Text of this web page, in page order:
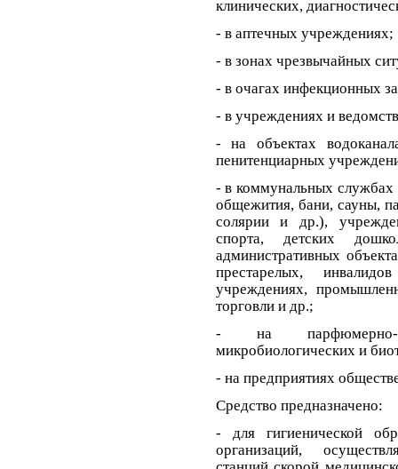
клинических,
- в аптечных учреждениях;
- в зонах чрезвычайных
- в очагах инфекционных
- в учреждениях и
- на объектах
пенитенциарных
- в коммунальных службах
общежития, бани, сауны,
солярии и др.),
спорта, детских
административных
престарелых,
учреждениях,
торговли и др.;
- на парфюмерно-
микробиологических и
- на предприятиях
Средство предназначено:
- для гигиенической
организаций,